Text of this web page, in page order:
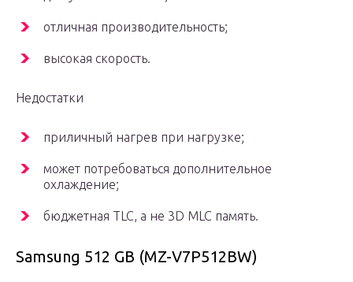
отличная производительность;
высокая скорость.
Недостатки
приличный нагрев при нагрузке;
может потребоваться дополнительное
охлаждение;
бюджетная TLC, а не 3D MLC память.
Samsung 512 GB (MZ-V7P512BW)